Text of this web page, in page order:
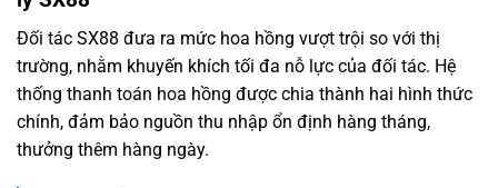
Đối tác SX88 đưa ra mức hoa hồng vượt trội so với thị
trường, nhằm khuyến khích tối đa nỗ lực của đối tác. Hệ
thống thanh toán hoa hồng được chia thành hai hình thức
chính, đảm bảo nguồn thu nhập ổn định hàng tháng,
thưởng thêm hàng ngày.